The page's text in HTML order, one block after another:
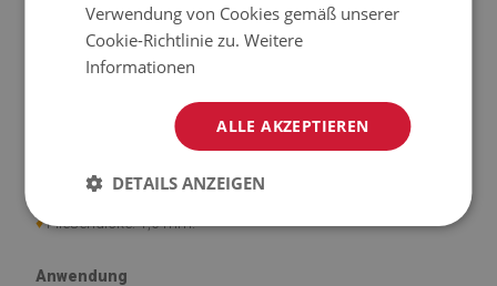
Der angegebene Preis gilt für einen Satz von 9 Fliesen mit
Abmessungen der Fliesen: 30x30 cm;
♦Fliesendicke: 1,6 mm.
Anwendung
Verwendung von Cookies gemäß unserer
Cookie-Richtlinie zu.Weitere
Informationen
ALLE AKZEPTIEREN
DETAILS ANZEIGEN